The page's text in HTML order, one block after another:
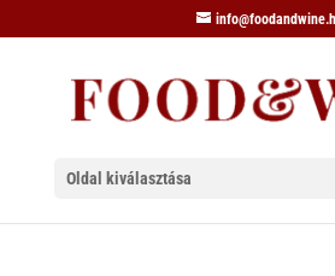
Oldal kiválasztása